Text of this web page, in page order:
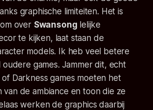
graphische limiteiten. Het is
over Swansong lelijke
te kijken, laat staan de
models. Ik heb veel betere
oudere games. Jammer dit, echt
Darkness games moeten het
van de ambiance en toon die ze
werken de graphics daarbij